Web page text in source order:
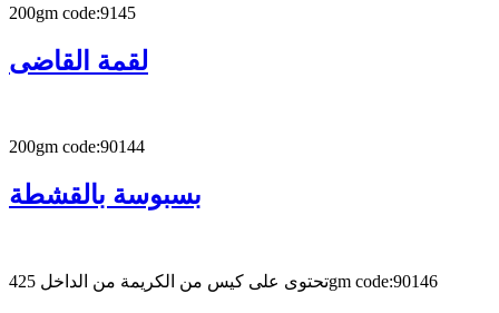
200gm code:9145
لقمة القاضى
200gm code:90144
بسبوسة بالقشطة
تحتوى على كيس من الكريمة من الداخل 425gm code:90146